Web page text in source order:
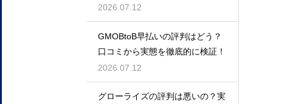
態検証
2026.07.12
GMOBtoB早払いの評判はどう？
口コミから実態を徹底的に検証！
2026.07.12
グローライズの評判は悪いの？実